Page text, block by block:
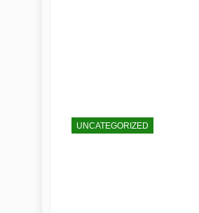
UNCATEGORIZED